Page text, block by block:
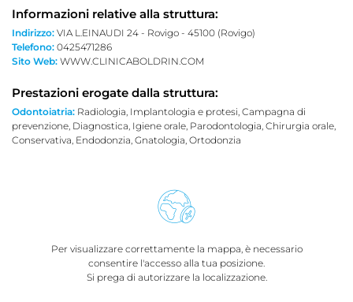
Informazioni relative alla struttura:
Indirizzo: VIA L.EINAUDI 24 - Rovigo - 45100 (Rovigo)
Telefono: 0425471286
Sito Web: WWW.CLINICABOLDRIN.COM
Prestazioni erogate dalla struttura:
Odontoiatria: Radiologia, Implantologia e protesi, Campagna di
prevenzione, Diagnostica, Igiene orale, Parodontologia, Chirurgia orale,
Conservativa, Endodonzia, Gnatologia, Ortodonzia
Per visualizzare correttamente la mappa, è necessario
consentire l'accesso alla tua posizione.
Si prega di autorizzare la localizzazione.